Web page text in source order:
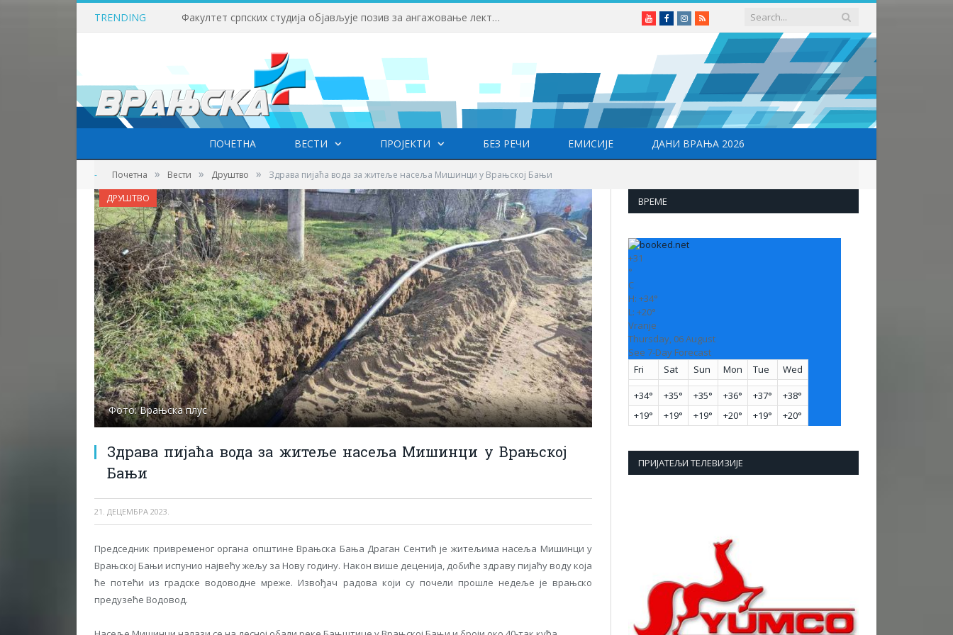
TRENDING Факултет српских студија објављује позив за ангажовање лектора српског језика на Универзитету ,,HISU“ у Кини YoutubeFacebookInstagram
RSS
ПОЧЕТНА ВЕСТИ ПРОЈЕКТИ БЕЗ РЕЧИ ЕМИСИЈЕ ДАНИ ВРАЊА 2026
- Почетна » Вести » Друштво » Здрава пијаћа вода за житеље насеља Мишинци у Врањској Бањи
Фото: Врањска плус
Здрава пијаћа вода за житеље насеља Мишинци у Врањској
Бањи
21. ДЕЦЕМБРА 2023.
ДРУШТВО
Председник привременог органа општине Врањска Бања Драган Сентић је житељима насеља Мишинци у
Врањској Бањи испунио највећу жељу за Нову годину. Након више деценија, добиће здраву пијаћу воду која
ће потећи из градске водоводне мреже. Извођач радова који су почели прошле недеље је врањско
предузеће Водовод.
ВРЕМЕ
+31
°
C
H: +34°
L: +20°
Vranje
Thursday, 06 August
See 7-Day Forecast
Fri
Sat Sun Mon Tue Wed
+34° +35° +35° +36° +37° +38°
+19° +19° +19° +20° +19° +20°
ПРИЈАТЕЉИ ТЕЛЕВИЗИЈЕ